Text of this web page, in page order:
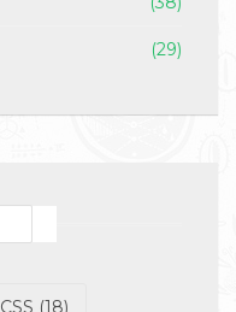
(29)
CSS (18)